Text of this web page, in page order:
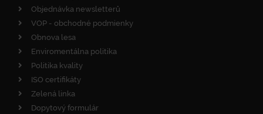
Objednávka newsletterů
VOP - obchodné podmienky
Obnova lesa
Enviromentálna politika
Politika kvality
ISO certifikáty
Zelená linka
Dopytový formulár